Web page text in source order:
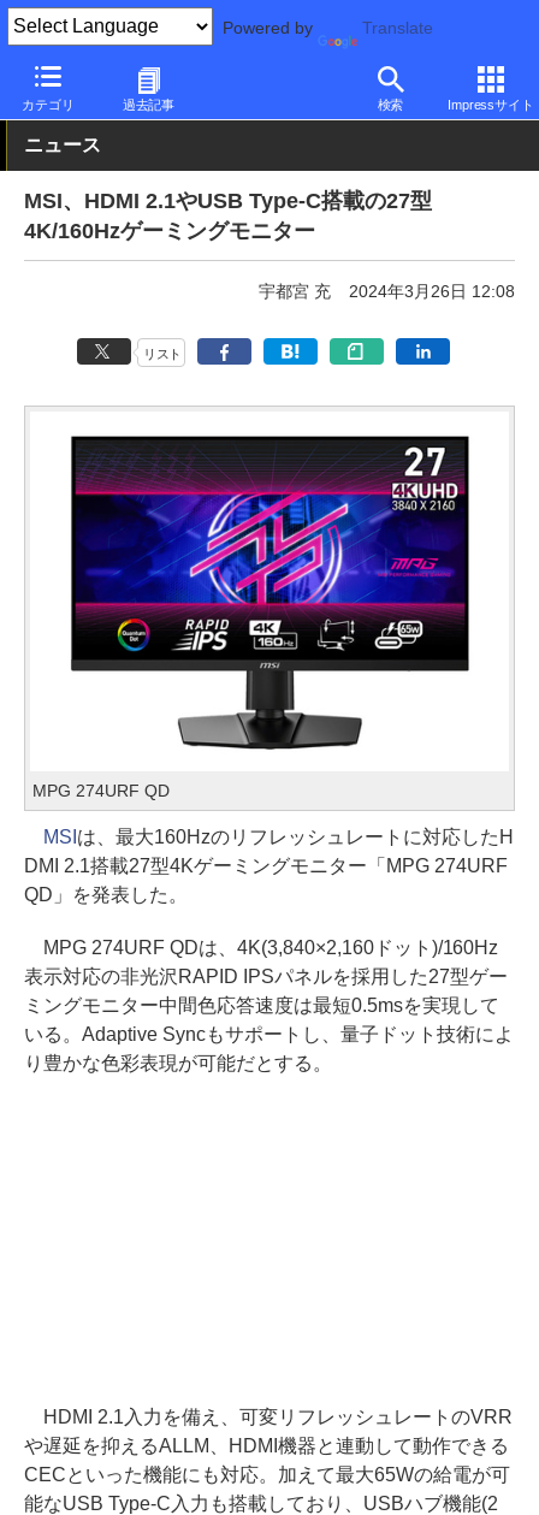
Powered by Translate
カテゴリ 過去記事 検索 Impressサイト
PC Watch 半導体/周辺機器
ニュース
MSI、HDMI 2.1やUSB Type-C搭載の27型
4K/160Hzゲーミングモニター
宇都宮 充 2024年3月26日 12:08
リスト
MPG 274URF QD
MSI は、最大160Hzのリフレッシュレートに対応したH
DMI 2.1搭載27型4Kゲーミングモニター「MPG 274URF
QD」を発表した。
MPG 274URF QDは、4K(3,840×2,160ドット)/160Hz
表示対応の非光沢RAPID IPSパネルを採用した27型ゲー
ミングモニター中間色応答速度は最短0.5msを実現して
いる。Adaptive Syncもサポートし、量子ドット技術によ
り豊かな色彩表現が可能だとする。
HDMI 2.1入力を備え、可変リフレッシュレートのVRR
や遅延を抑えるALLM、HDMI機器と連動して動作できる
CECといった機能にも対応。加えて最大65Wの給電が可
能なUSB Type-C入力も搭載しており、USBハブ機能(2